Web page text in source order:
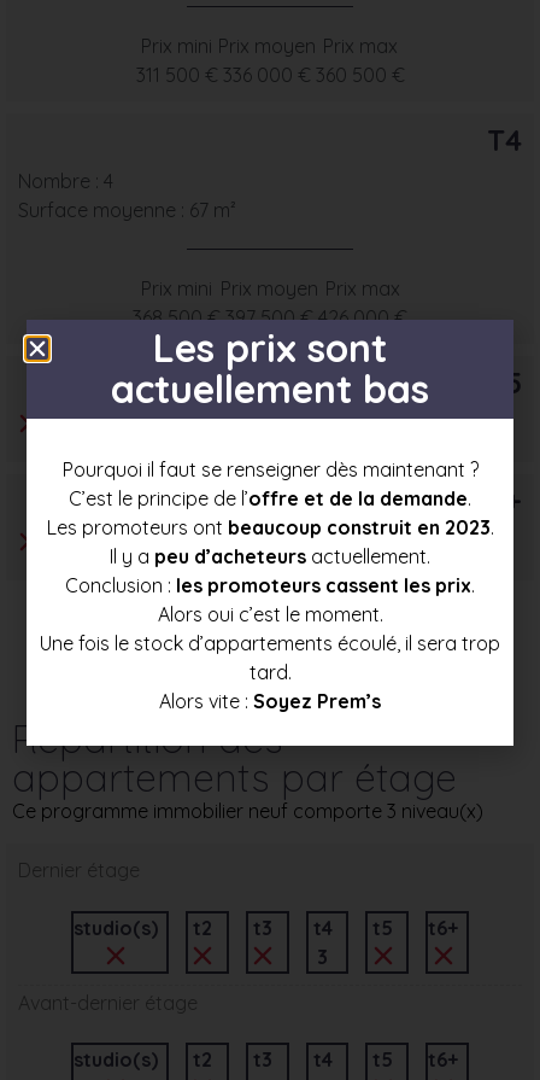
Prix mini
311 500 €
Prix moyen
336 000 €
Prix max
360 500 €
T4
Nombre : 4
Surface moyenne : 67 m²
Prix mini
368 500 €
Prix moyen
397 500 €
Prix max
426 000 €
T5
T6+
Répartition des
appartements par étage
Ce programme immobilier neuf comporte 3 niveau(x)
Dernier étage
studio(s) t2 t3
t4
3
t5 t6+
Avant-dernier étage
studio(s) t2
t3
t4
t5 t6+
Les prix sont
actuellement bas
Pourquoi il faut se renseigner dès maintenant ?
C’est le principe de l’offre et de la demande.
Les promoteurs ont beaucoup construit en 2023.
Il y a peu d’acheteurs actuellement.
Conclusion : les promoteurs cassent les prix.
Alors oui c’est le moment.
Une fois le stock d’appartements écoulé, il sera trop
tard.
Alors vite : Soyez Prem’s